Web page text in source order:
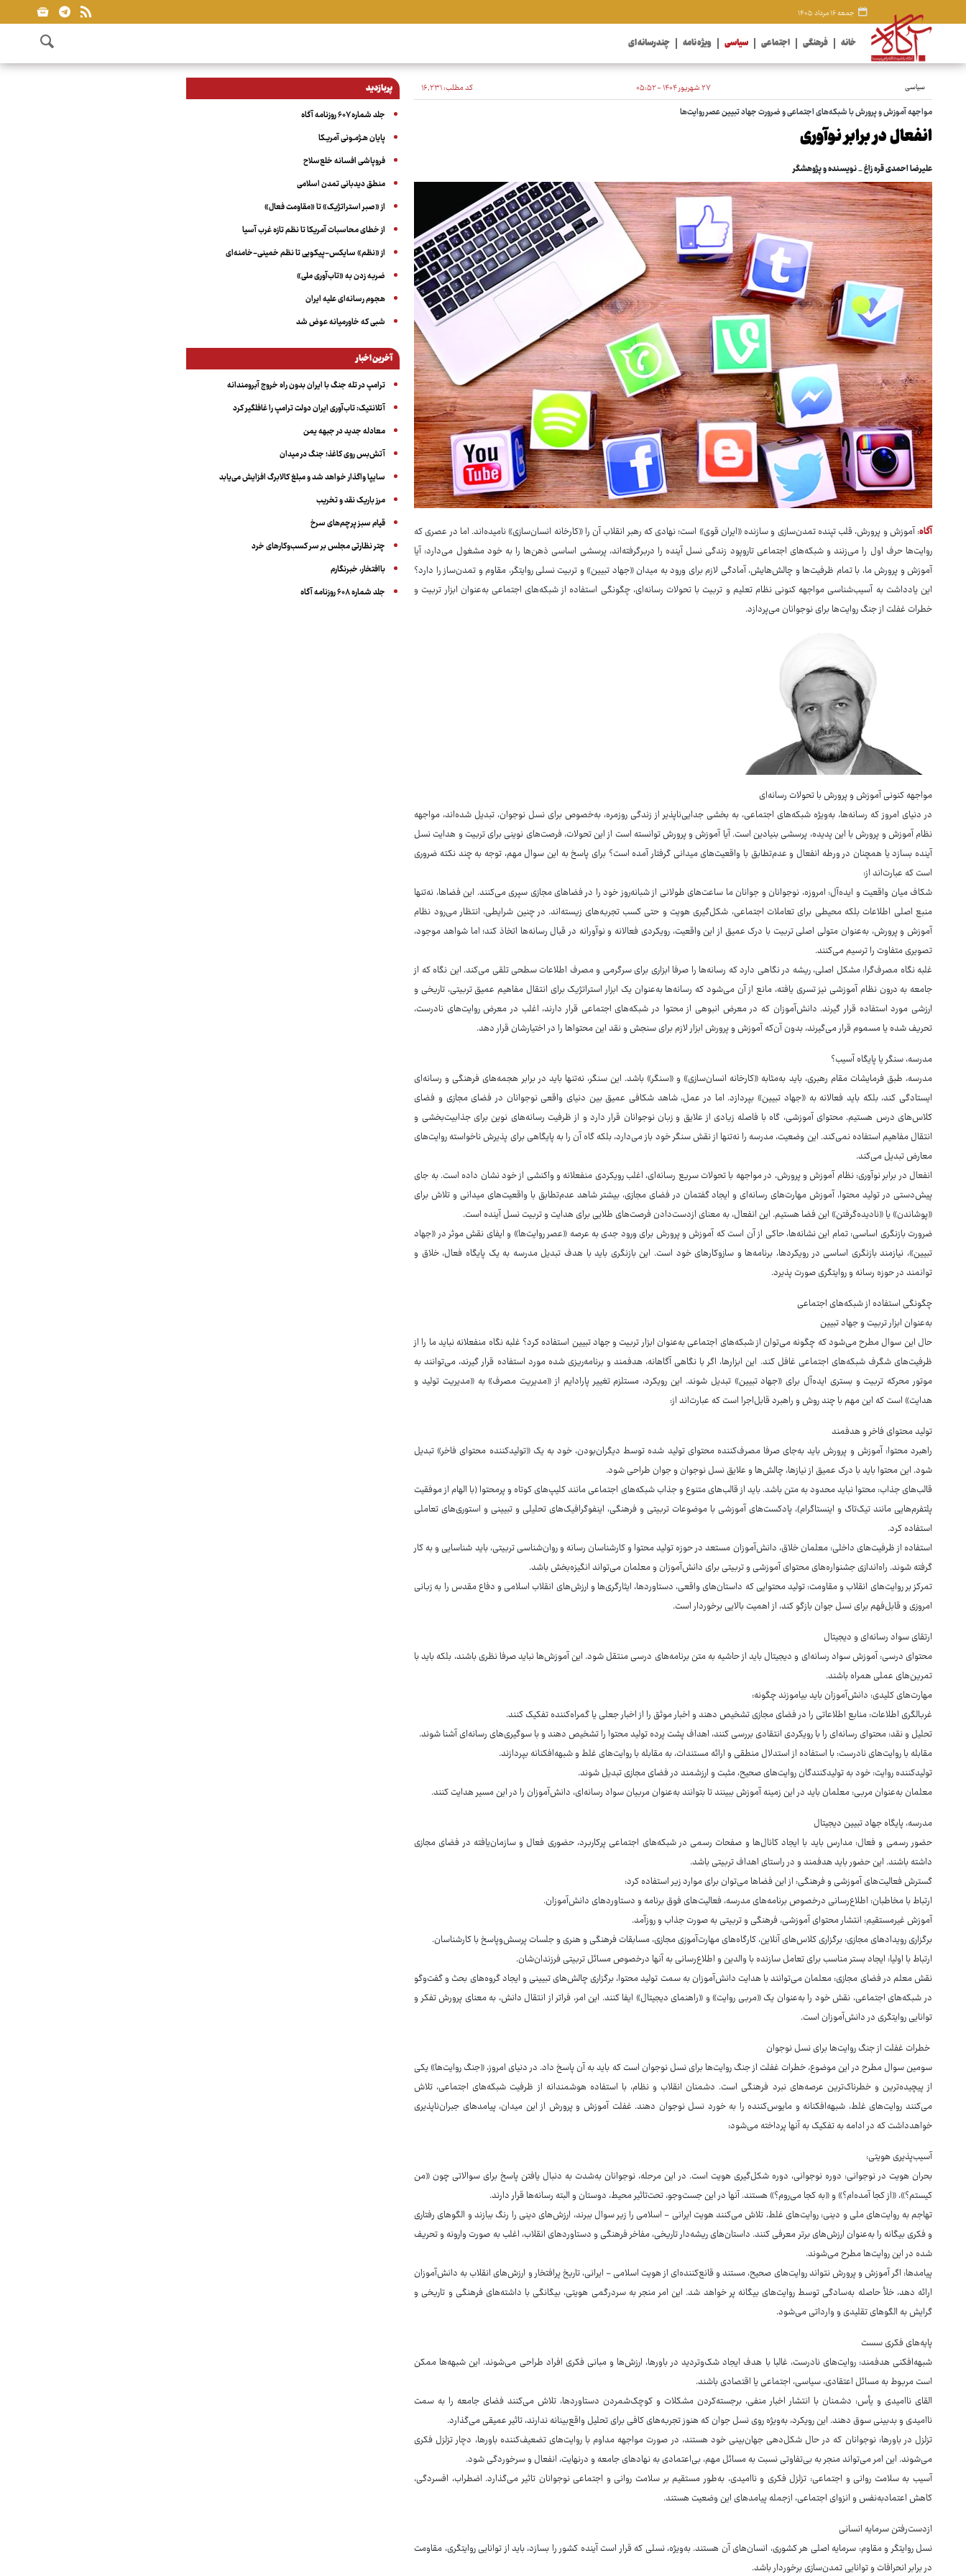
جمعه ۱۶ مرداد ۱۴۰۵
خانه فرهنگی اجتماعی سیاسی ویژه نامه چندرسانه ای
سیاسی ۲۷ شهریور ۱۴۰۴ - ۰۵:۵۲ کد مطلب:۱۶٬۲۳۱
مواجهه آموزش و پرورش با شبکه‌های اجتماعی و ضرورت جهاد تبیین عصر روایت‌ها
انفعال در برابر نوآوری
علیرضا احمدی قره زاغ _ نویسنده و پژوهشگر
آگاه: آموزش و پرورش، قلب تپنده تمدن‌سازی و سازنده «ایران قوی» است؛ نهادی که رهبر انقلاب آن را «کارخانه انسان‌سازی» نامیده‌اند. اما در عصری که
روایت‌ها حرف اول را می‌زنند و شبکه‌های اجتماعی تاروپود زندگی نسل آینده را دربرگرفته‌اند، پرسشی اساسی ذهن‌ها را به خود مشغول می‌دارد: آیا
آموزش و پرورش ما، با تمام ظرفیت‌ها و چالش‌هایش، آمادگی لازم برای ورود به میدان «جهاد تبیین» و تربیت نسلی روایتگر، مقاوم و تمدن‌ساز را دارد؟
این یادداشت به آسیب‌شناسی مواجهه کنونی نظام تعلیم و تربیت با تحولات رسانه‌ای، چگونگی استفاده از شبکه‌های اجتماعی به‌عنوان ابزار تربیت و
خطرات غفلت از جنگ روایت‌ها برای نوجوانان می‌پردازد.
مواجهه کنونی آموزش و پرورش با تحولات رسانه‌ای
در دنیای امروز که رسانه‌ها، به‌ویژه شبکه‌های اجتماعی، به بخشی جدایی‌ناپذیر از زندگی روزمره، به‌خصوص برای نسل نوجوان، تبدیل شده‌اند، مواجهه
نظام آموزش و پرورش با این پدیده، پرسشی بنیادین است. آیا آموزش و پرورش توانسته است از این تحولات، فرصت‌های نوینی برای تربیت و هدایت نسل
آینده بسازد یا همچنان در ورطه انفعال و عدم‌تطابق با واقعیت‌های میدانی گرفتار آمده است؟ برای پاسخ به این سوال مهم، توجه به چند نکته ضروری
است که عبارت‌اند از:
شکاف میان واقعیت و ایده‌آل: امروزه، نوجوانان و جوانان ما ساعت‌های طولانی از شبانه‌روز خود را در فضاهای مجازی سپری می‌کنند. این فضاها، نه‌تنها
منبع اصلی اطلاعات بلکه محیطی برای تعاملات اجتماعی، شکل‌گیری هویت و حتی کسب تجربه‌های زیسته‌اند. در چنین شرایطی، انتظار می‌رود نظام
آموزش و پرورش، به‌عنوان متولی اصلی تربیت با درک عمیق از این واقعیت، رویکردی فعالانه و نوآورانه در قبال رسانه‌ها اتخاذ کند؛ اما شواهد موجود،
تصویری متفاوت را ترسیم می‌کنند.
غلبه نگاه مصرف‌گرا: مشکل اصلی، ریشه در نگاهی دارد که رسانه‌ها را صرفا ابزاری برای سرگرمی و مصرف اطلاعات سطحی تلقی می‌کند. این نگاه که از
جامعه به درون نظام آموزشی نیز تسری یافته، مانع از آن می‌شود که رسانه‌ها به‌عنوان یک ابزار استراتژیک برای انتقال مفاهیم عمیق تربیتی، تاریخی و
ارزشی مورد استفاده قرار گیرند. دانش‌آموزان که در معرض انبوهی از محتوا در شبکه‌های اجتماعی قرار دارند، اغلب در معرض روایت‌های نادرست،
تحریف شده یا مسموم قرار می‌گیرند، بدون آن‌که آموزش و پرورش ابزار لازم برای سنجش و نقد این محتواها را در اختیارشان قرار دهد.
مدرسه، سنگر یا پایگاه آسیب؟
مدرسه، طبق فرمایشات مقام رهبری، باید به‌مثابه «کارخانه انسان‌سازی» و «سنگر» باشد. این سنگر، نه‌تنها باید در برابر هجمه‌های فرهنگی و رسانه‌ای
ایستادگی کند، بلکه باید فعالانه به «جهاد تبیین» بپردازد. اما در عمل، شاهد شکافی عمیق بین دنیای واقعی نوجوانان در فضای مجازی و فضای
کلاس‌های درس هستیم. محتوای آموزشی، گاه با فاصله زیادی از علایق و زبان نوجوانان قرار دارد و از ظرفیت رسانه‌های نوین برای جذابیت‌بخشی و
انتقال مفاهیم استفاده نمی‌کند. این وضعیت، مدرسه را نه‌تنها از نقش سنگر خود باز می‌دارد، بلکه گاه آن را به پایگاهی برای پذیرش ناخواسته روایت‌های
معارض تبدیل می‌کند.
انفعال در برابر نوآوری: نظام آموزش و پرورش، در مواجهه با تحولات سریع رسانه‌ای، اغلب رویکردی منفعلانه و واکنشی از خود نشان داده است. به جای
پیش‌دستی در تولید محتوا، آموزش مهارت‌های رسانه‌ای و ایجاد گفتمان در فضای مجازی، بیشتر شاهد عدم‌تطابق با واقعیت‌های میدانی و تلاش برای
«پوشاندن» یا «نادیده‌گرفتن» این فضا هستیم. این انفعال، به معنای ازدست‌دادن فرصت‌های طلایی برای هدایت و تربیت نسل آینده است.
ضرورت بازنگری اساسی: تمام این نشانه‌ها، حاکی از آن است که آموزش و پرورش برای ورود جدی به عرصه «عصر روایت‌ها» و ایفای نقش موثر در «جهاد
تبیین»، نیازمند بازنگری اساسی در رویکردها، برنامه‌ها و سازوکارهای خود است. این بازنگری باید با هدف تبدیل مدرسه به یک پایگاه فعال، خلاق و
توانمند در حوزه رسانه و روایتگری صورت پذیرد.
چگونگی استفاده از شبکه‌های اجتماعی
به‌عنوان ابزار تربیت و جهاد تبیین
حال این سوال مطرح می‌شود که چگونه می‌توان از شبکه‌های اجتماعی به‌عنوان ابزار تربیت و جهاد تبیین استفاده کرد؟ غلبه نگاه منفعلانه نباید ما را از
ظرفیت‌های شگرف شبکه‌های اجتماعی غافل کند. این ابزارها، اگر با نگاهی آگاهانه، هدفمند و برنامه‌ریزی شده مورد استفاده قرار گیرند، می‌توانند به
موتور محرکه تربیت و بستری ایده‌آل برای «جهاد تبیین» تبدیل شوند. این رویکرد، مستلزم تغییر پارادایم از «مدیریت مصرف» به «مدیریت تولید و
هدایت» است که این مهم با چند روش و راهبرد قابل‌اجرا است که عبارت‌اند از:
تولید محتوای فاخر و هدفمند
راهبرد محتوا: آموزش و پرورش باید به‌جای صرفا مصرف‌کننده محتوای تولید شده توسط دیگران‌بودن، خود به یک «تولیدکننده محتوای فاخر» تبدیل
شود. این محتوا باید با درک عمیق از نیازها، چالش‌ها و علایق نسل نوجوان و جوان طراحی شود.
قالب‌های جذاب: محتوا نباید محدود به متن باشد. باید از قالب‌های متنوع و جذاب شبکه‌های اجتماعی مانند کلیپ‌های کوتاه و پرمحتوا (با الهام از موفقیت
پلتفرم‌هایی مانند تیک‌تاک و اینستاگرام)، پادکست‌های آموزشی با موضوعات تربیتی و فرهنگی، اینفوگرافیک‌های تحلیلی و تبیینی و استوری‌های تعاملی
استفاده کرد.
استفاده از ظرفیت‌های داخلی: معلمان خلاق، دانش‌آموزان مستعد در حوزه تولید محتوا و کارشناسان رسانه و روان‌شناسی تربیتی، باید شناسایی و به کار
گرفته شوند. راه‌اندازی جشنواره‌های محتوای آموزشی و تربیتی برای دانش‌آموزان و معلمان می‌تواند انگیزه‌بخش باشد.
تمرکز بر روایت‌های انقلاب و مقاومت: تولید محتوایی که داستان‌های واقعی، دستاوردها، ایثارگری‌ها و ارزش‌های انقلاب اسلامی و دفاع مقدس را به زبانی
امروزی و قابل‌فهم برای نسل جوان بازگو کند، از اهمیت بالایی برخوردار است.
ارتقای سواد رسانه‌ای و دیجیتال
محتوای درسی: آموزش سواد رسانه‌ای و دیجیتال باید از حاشیه به متن برنامه‌های درسی منتقل شود. این آموزش‌ها نباید صرفا نظری باشند، بلکه باید با
تمرین‌های عملی همراه باشند.
مهارت‌های کلیدی: دانش‌آموزان باید بیاموزند چگونه:
غربالگری اطلاعات: منابع اطلاعاتی را در فضای مجازی تشخیص دهند و اخبار موثق را از اخبار جعلی یا گمراه‌کننده تفکیک کنند.
تحلیل و نقد: محتوای رسانه‌ای را با رویکردی انتقادی بررسی کنند، اهداف پشت پرده تولید محتوا را تشخیص دهند و با سوگیری‌های رسانه‌ای آشنا شوند.
مقابله با روایت‌های نادرست: با استفاده از استدلال منطقی و ارائه مستندات، به مقابله با روایت‌های غلط و شبهه‌افکنانه بپردازند.
تولیدکننده روایت: خود به تولیدکنندگان روایت‌های صحیح، مثبت و ارزشمند در فضای مجازی تبدیل شوند.
معلمان به‌عنوان مربی: معلمان باید در این زمینه آموزش ببینند تا بتوانند به‌عنوان مربیان سواد رسانه‌ای، دانش‌آموزان را در این مسیر هدایت کنند.
مدرسه، پایگاه جهاد تبیین دیجیتال
حضور رسمی و فعال: مدارس باید با ایجاد کانال‌ها و صفحات رسمی در شبکه‌های اجتماعی پرکاربرد، حضوری فعال و سازمان‌یافته در فضای مجازی
داشته باشند. این حضور باید هدفمند و در راستای اهداف تربیتی باشد.
گسترش فعالیت‌های آموزشی و فرهنگی: از این فضاها می‌توان برای موارد زیر استفاده کرد:
ارتباط با مخاطبان: اطلاع‌رسانی درخصوص برنامه‌های مدرسه، فعالیت‌های فوق برنامه و دستاوردهای دانش‌آموزان.
آموزش غیرمستقیم: انتشار محتوای آموزشی، فرهنگی و تربیتی به صورت جذاب و روزآمد.
برگزاری رویدادهای مجازی: برگزاری کلاس‌های آنلاین، کارگاه‌های مهارت‌آموزی مجازی، مسابقات فرهنگی و هنری و جلسات پرسش‌وپاسخ با کارشناسان.
ارتباط با اولیا: ایجاد بستر مناسب برای تعامل سازنده با والدین و اطلاع‌رسانی به آنها درخصوص مسائل تربیتی فرزندان‌شان.
نقش معلم در فضای مجازی: معلمان می‌توانند با هدایت دانش‌آموزان به سمت تولید محتوا، برگزاری چالش‌های تبیینی و ایجاد گروه‌های بحث و گفت‌وگو
در شبکه‌های اجتماعی، نقش خود را به‌عنوان یک «مربی روایت» و «راهنمای دیجیتال» ایفا کنند. این امر، فراتر از انتقال دانش، به معنای پرورش تفکر و
توانایی روایتگری در دانش‌آموزان است.
خطرات غفلت از جنگ روایت‌ها برای نسل نوجوان
سومین سوال مطرح در این موضوع، خطرات غفلت از جنگ روایت‌ها برای نسل نوجوان است که باید به آن پاسخ داد. در دنیای امروز، «جنگ روایت‌ها» یکی
از پیچیده‌ترین و خطرناک‌ترین عرصه‌های نبرد فرهنگی است. دشمنان انقلاب و نظام، با استفاده هوشمندانه از ظرفیت شبکه‌های اجتماعی، تلاش
می‌کنند روایت‌های غلط، شبهه‌افکنانه و مایوس‌کننده را به خورد نسل نوجوان دهند. غفلت آموزش و پرورش از این میدان، پیامدهای جبران‌ناپذیری
خواهدداشت که در ادامه به تفکیک به آنها پرداخته می‌شود:
آسیب‌پذیری هویتی:
بحران هویت در نوجوانی: دوره نوجوانی، دوره شکل‌گیری هویت است. در این مرحله، نوجوانان به‌شدت به دنبال یافتن پاسخ برای سوالاتی چون «من
کیستم؟»، «از کجا آمده‌ام؟» و «به کجا می‌روم؟» هستند. آنها در این جست‌وجو، تحت‌تاثیر محیط، دوستان و البته رسانه‌ها قرار دارند.
تهاجم به روایت‌های ملی و دینی: روایت‌های غلط، تلاش می‌کنند هویت ایرانی - اسلامی را زیر سوال ببرند، ارزش‌های دینی را رنگ ببازند و الگوهای رفتاری
و فکری بیگانه را به‌عنوان ارزش‌های برتر معرفی کنند. داستان‌های ریشه‌دار تاریخی، مفاخر فرهنگی و دستاوردهای انقلاب، اغلب به صورت وارونه و تحریف
شده در این روایت‌ها مطرح می‌شوند.
پیامدها: اگر آموزش و پرورش نتواند روایت‌های صحیح، مستند و قانع‌کننده‌ای از هویت اسلامی - ایرانی، تاریخ پرافتخار و ارزش‌های انقلاب به دانش‌آموزان
ارائه دهد، خلأ حاصله به‌سادگی توسط روایت‌های بیگانه پر خواهد شد. این امر منجر به سردرگمی هویتی، بیگانگی با داشته‌های فرهنگی و تاریخی و
گرایش به الگوهای تقلیدی و وارداتی می‌شود.
پایه‌های فکری سست
شبهه‌افکنی هدفمند: روایت‌های نادرست، غالبا با هدف ایجاد شک‌وتردید در باورها، ارزش‌ها و مبانی فکری افراد طراحی می‌شوند. این شبهه‌ها ممکن
است مربوط به مسائل اعتقادی، سیاسی، اجتماعی یا اقتصادی باشند.
القای ناامیدی و یأس: دشمنان با انتشار اخبار منفی، برجسته‌کردن مشکلات و کوچک‌شمردن دستاوردها، تلاش می‌کنند فضای جامعه را به سمت
ناامیدی و بدبینی سوق دهند. این رویکرد، به‌ویژه روی نسل جوان که هنوز تجربه‌های کافی برای تحلیل واقع‌بینانه ندارند، تاثیر عمیقی می‌گذارد.
تزلزل در باورها: نوجوانان که در حال شکل‌دهی جهان‌بینی خود هستند، در صورت مواجهه مداوم با روایت‌های تضعیف‌کننده باورها، دچار تزلزل فکری
می‌شوند. این امر می‌تواند منجر به بی‌تفاوتی نسبت به مسائل مهم، بی‌اعتمادی به نهادهای جامعه و درنهایت، انفعال و سرخوردگی شود.
آسیب به سلامت روانی و اجتماعی: تزلزل فکری و ناامیدی، به‌طور مستقیم بر سلامت روانی و اجتماعی نوجوانان تاثیر می‌گذارد. اضطراب، افسردگی،
کاهش اعتمادبه‌نفس و انزوای اجتماعی، ازجمله پیامدهای این وضعیت هستند.
ازدست‌رفتن سرمایه انسانی
نسل روایتگر و مقاوم: سرمایه اصلی هر کشوری، انسان‌های آن هستند. به‌ویژه، نسلی که قرار است آینده کشور را بسازد، باید از توانایی روایتگری، مقاومت
در برابر انحرافات و توانایی تمدن‌سازی برخوردار باشد.
پربازدید
جلد شماره ۶۰۷ روزنامه آگاه
پایان هـژمـونی آمریـکا
فروپاشی افسانه خلع‌سلاح
منطق دیدبانی تمدن اسلامی
از «صبر استراتژیک» تا «مقاومت فعال»
از خطای محاسبات آمریکا تا نظم تازه غرب آسیا
از «نظم» سایکس-پیکویی تا نظم خمینی-خامنه‌ای
ضربه زدن به «تاب‌آوری ملی»
هجوم رسانه‌ای علیه ایران
شبی که خاورمیانه عوض شد
آخرین اخبار
ترامپ در تله جنگ با ایران بدون راه خروج آبرومندانه
آتلانتیک: تاب‌آوری ایران دولت ترامپ را غافلگیر کرد
معادله جدید در جبهه یمن
آتش‌بس روی کاغذ؛ جنگ در میدان
سایپا واگذار خواهد شد و مبلغ کالابرگ افزایش می‌یابد
مرز باریک نقد و تخریب
قیام سبز پرچم‌های سرخ
چتر نظارتی مجلس بر سر کسب‌وکارهای خرد
باافتخار، خبرنگارم
جلد شماره ۶۰۸ روزنامه آگاه